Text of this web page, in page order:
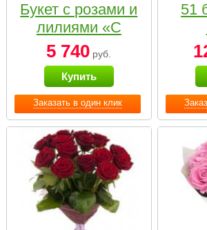
Заказать в один клик
Букет с розами и
лилиями «С
наилучшими
пожеланиями»
5 740 руб.
Купить
51